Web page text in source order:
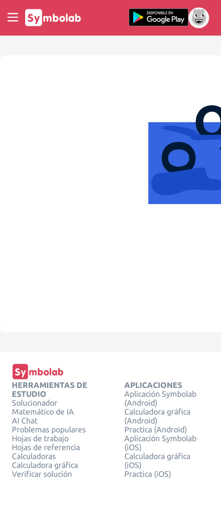
HERRAMIENTAS DE
ESTUDIO
Solucionador
Matemático de IA
AI Chat
Problemas populares
Hojas de trabajo
Hojas de referencia
Calculadoras
Calculadora gráfica
Verificar solución
APLICACIONES
Aplicación Symbolab
(Android)
Calculadora gráfica
(Android)
Practica (Android)
Aplicación Symbolab
(iOS)
Calculadora gráfica
(iOS)
Practica (iOS)